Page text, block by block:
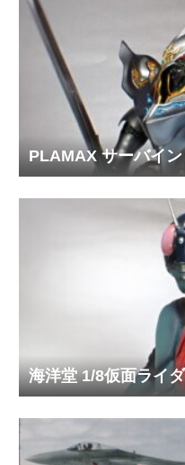
PLAMAX サーバイ
海洋堂 1/8仮面ライ